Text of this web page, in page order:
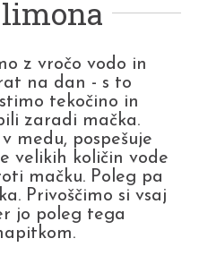
z vročo vodo in
na dan - s to
tekočino in
zaradi mačka.
medu, pospešuje
velikih količin vode
mačku. Poleg pa
Privoščimo si vsaj
jo poleg tega